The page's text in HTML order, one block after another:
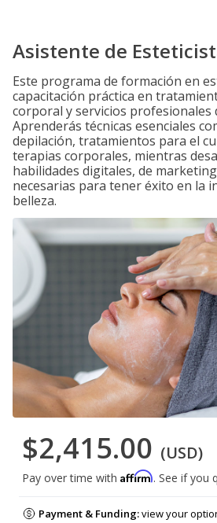
Asistente de
Este programa de formación en
capacitación práctica en
corporal y servicios profesionales
Aprenderás técnicas esenciales
depilación, tratamientos para el
terapias corporales, mientras
habilidades digitales, de
necesarias para tener éxito en la
belleza.
$2,415.00 (USD)
Pay over time with Affirm. See if you
Payment & Funding:view your